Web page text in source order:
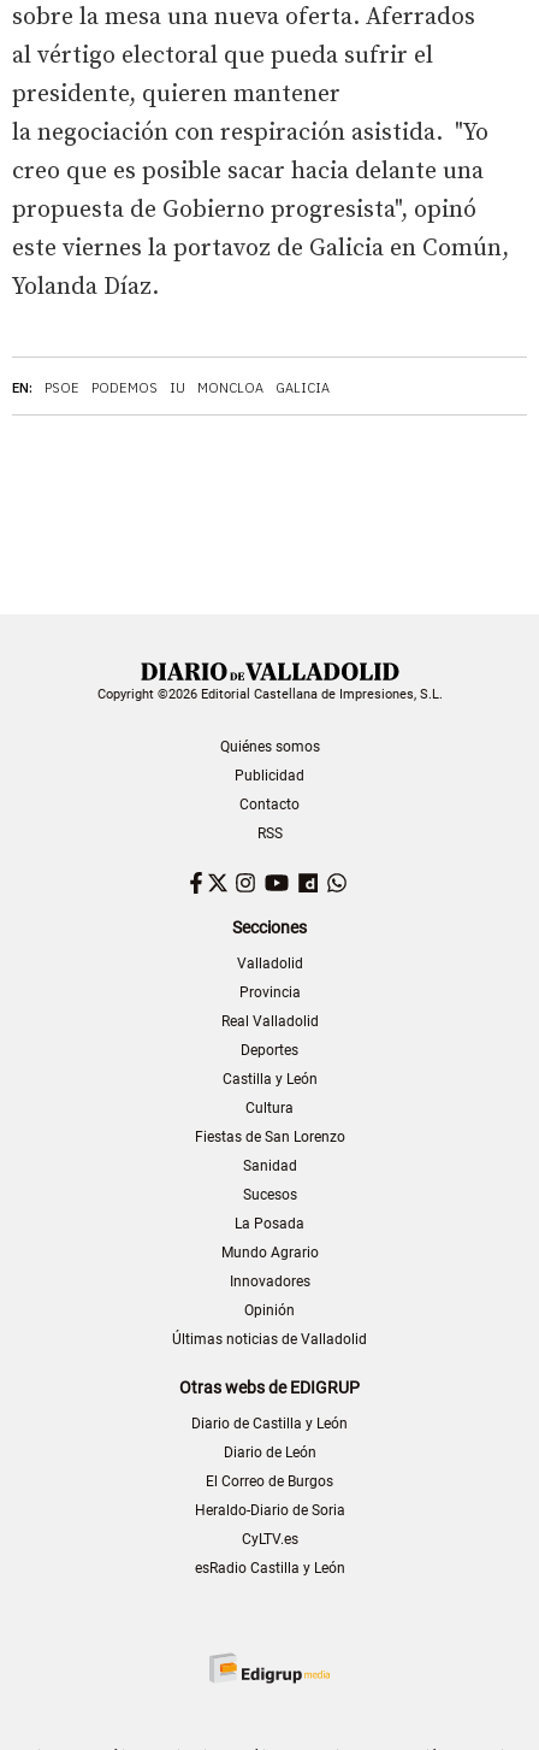
EN: PSOE PODEMOS IU MONCLOA GALICIA
sobre la mesa una nueva oferta. Aferrados
al vértigo electoral que pueda sufrir el
presidente, quieren mantener
la negociación con respiración asistida. "Yo
creo que es posible sacar hacia delante una
propuesta de Gobierno progresista", opinó
este viernes la portavoz de Galicia en Común,
Yolanda Díaz.
Copyright ©2026 Editorial Castellana de Impresiones, S.L.
Quiénes somos
Publicidad
Contacto
RSS
Facebook
TwitterInstagram
YouTubeDailymotion
Secciones
Valladolid
Provincia
Real Valladolid
Deportes
Castilla y León
Cultura
Fiestas de San Lorenzo
Sanidad
Sucesos
La Posada
Mundo Agrario
Innovadores
Opinión
Últimas noticias de Valladolid
Otras webs de EDIGRUP
Diario de Castilla y León
Diario de León
El Correo de Burgos
Heraldo-Diario de Soria
CyLTV.es
esRadio Castilla y León